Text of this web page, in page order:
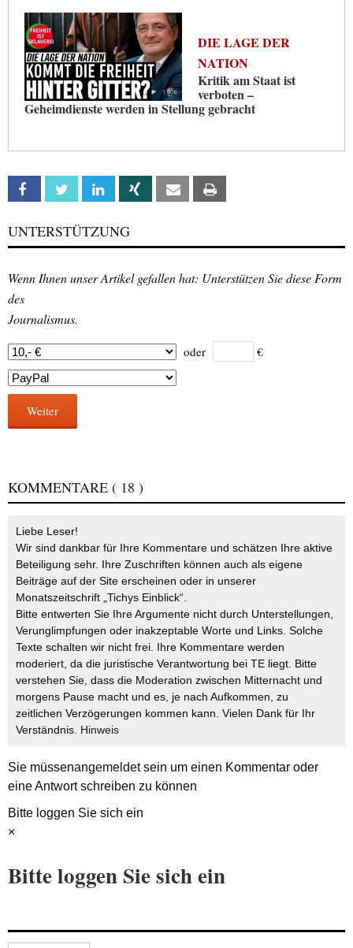
DIE LAGE DER
NATION
Kritik am Staat ist
verboten –
Geheimdienste werden in Stellung gebracht
Facebook Twitter Linkedin Xing Email
UNTERSTÜTZUNG
Wenn Ihnen unser Artikel gefallen hat: Unterstützen Sie diese Form
des
Journalismus.
oder €
Weiter
KOMMENTARE ( 18 )
Liebe Leser!
Wir sind dankbar für Ihre Kommentare und schätzen Ihre aktive
Beteiligung sehr. Ihre Zuschriften können auch als eigene
Beiträge auf der Site erscheinen oder in unserer
Monatszeitschrift „Tichys Einblick“.
Bitte entwerten Sie Ihre Argumente nicht durch Unterstellungen,
Verunglimpfungen oder inakzeptable Worte und Links. Solche
Texte schalten wir nicht frei. Ihre Kommentare werden
moderiert, da die juristische Verantwortung bei TE liegt. Bitte
verstehen Sie, dass die Moderation zwischen Mitternacht und
morgens Pause macht und es, je nach Aufkommen, zu
zeitlichen Verzögerungen kommen kann. Vielen Dank für Ihr
Verständnis. Hinweis
Sie müssenangemeldetsein um einen Kommentar oder
eine Antwort schreiben zu können
Bitte loggen Sie sich ein
×
Bitte loggen Sie sich ein